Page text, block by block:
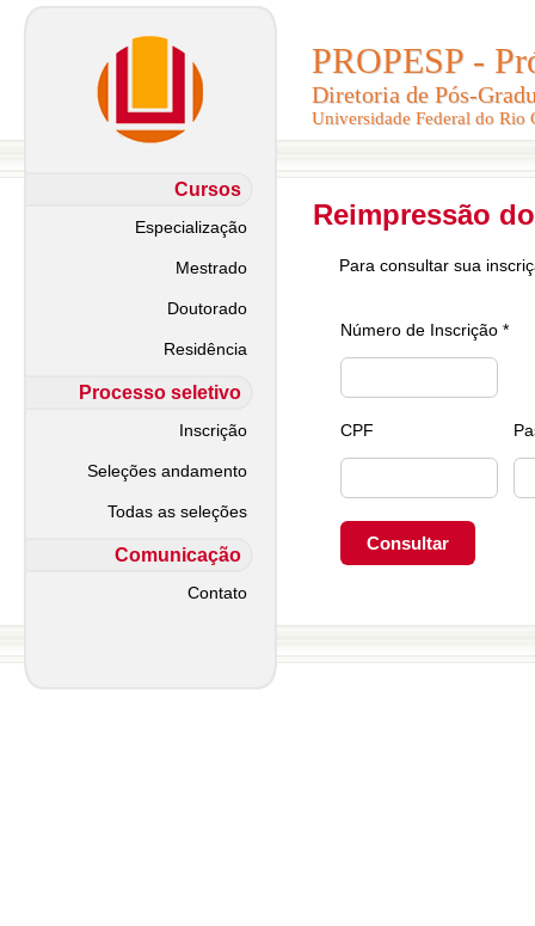
PROPESP -
Diretoria de Pós-
Universidade Federal do Rio
PROPESP -
Diretoria de Pós-
Universidade Federal do Rio
Cursos
Especialização
Mestrado
Doutorado
Residência
Processo seletivo
Inscrição
Seleções andamento
Todas as seleções
Comunicação
Contato
Reimpressão
Para consultar sua
Número de Inscrição *
CPF